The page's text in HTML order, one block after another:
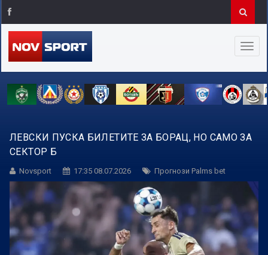
ЛЕВСКИ ПУСКА БИЛЕТИТЕ ЗА БОРАЦ, НО САМО ЗА
СЕКТОР Б
Novsport 17:35 08.07.2026 Прогнози Palms bet